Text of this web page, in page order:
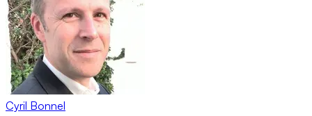
Cyril Bonnel